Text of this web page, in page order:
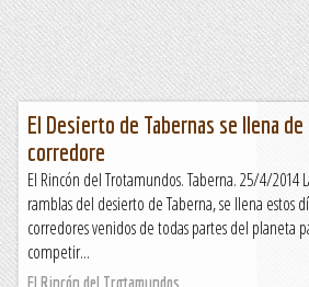
El Desierto de Tabernas se llena de
corredore
El Rincón del Trotamundos. Taberna. 25/4/2014
ramblas del desierto de Taberna, se llena estos
corredores venidos de todas partes del planeta
competir...
El Rincón del Trotamundos